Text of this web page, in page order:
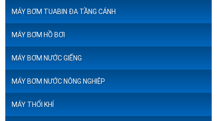
MÁY BƠM TUABIN ĐA TẦNG CÁNH
MÁY BƠM HỒ BƠI
MÁY BƠM NƯỚC GIẾNG
MÁY BƠM NƯỚC NÔNG NGHIỆP
MÁY THỔI KHÍ